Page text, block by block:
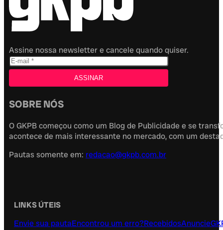
Assine nossa newsletter e cancele quando quiser.
SOBRE NÓS
O GKPB começou como um Blog de Publicidade e se
acontece de mais interessante no mercado, com um
Pautas somente em: redacao@gkpb.com.br
LINKS ÚTEIS
Envie sua pautaEncontrou um erro?RecebidosAnuncie